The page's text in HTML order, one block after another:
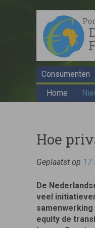
Consumenten
Home
Hoe
Geplaatst op 17
De
veel
equity de